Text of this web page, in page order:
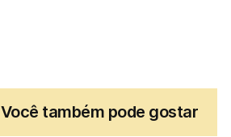
Você também pode gostar